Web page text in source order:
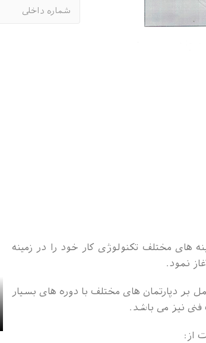
های مختلف تکنولوژی کار خود را در زمینه
نمود.
دپارتمان های مختلف با دوره های بسیار
نیز می باشد.
از: